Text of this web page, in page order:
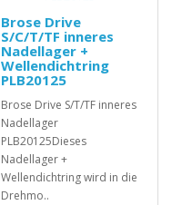
Brose Drive
S/C/T/TF inneres
Nadellager +
Wellendichtring
PLB20125
Brose Drive S/T/TF inneres
Nadellager
PLB20125Dieses
Nadellager +
Wellendichtring wird in die
Drehmo..